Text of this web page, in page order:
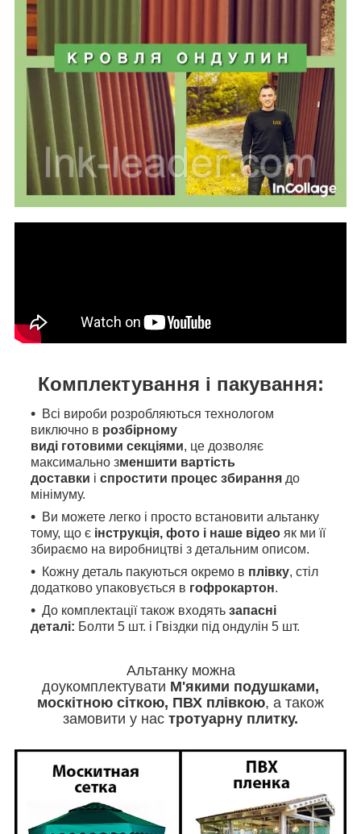
Комплектування і пакування:
Всі вироби розробляються технологом
виключно в розбірному
виді готовими секціями, це дозволяє
максимально зменшити вартість
доставки і спростити процес збирання до
мінімуму.
Ви можете легко і просто встановити альтанку
тому, що є інструкція, фото і наше відео як ми її
збираємо на виробництві з детальним описом.
Кожну деталь пакуються окремо в плівку, стіл
додатково упаковується в гофрокартон.
До комплектації також входять запасні
деталі: Болти 5 шт. і Гвіздки під ондулін 5 шт.
Альтанку можна
доукомплектувати М'якими подушками,
москітною сіткою, ПВХ плівкою, а також
замовити у нас тротуарну плитку.